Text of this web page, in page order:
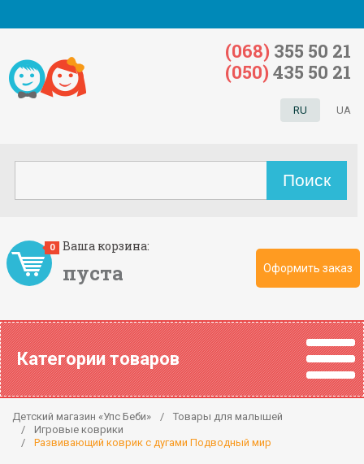
Ваша корзина:
пуста
0
Оформить заказ
RU UA
(068) 355 50 21
(050) 435 50 21
Категории товаров
Детский магазин «Упс Беби»
Товары для малышей
Игровые коврики
Развивающий коврик с дугами Подводный мир